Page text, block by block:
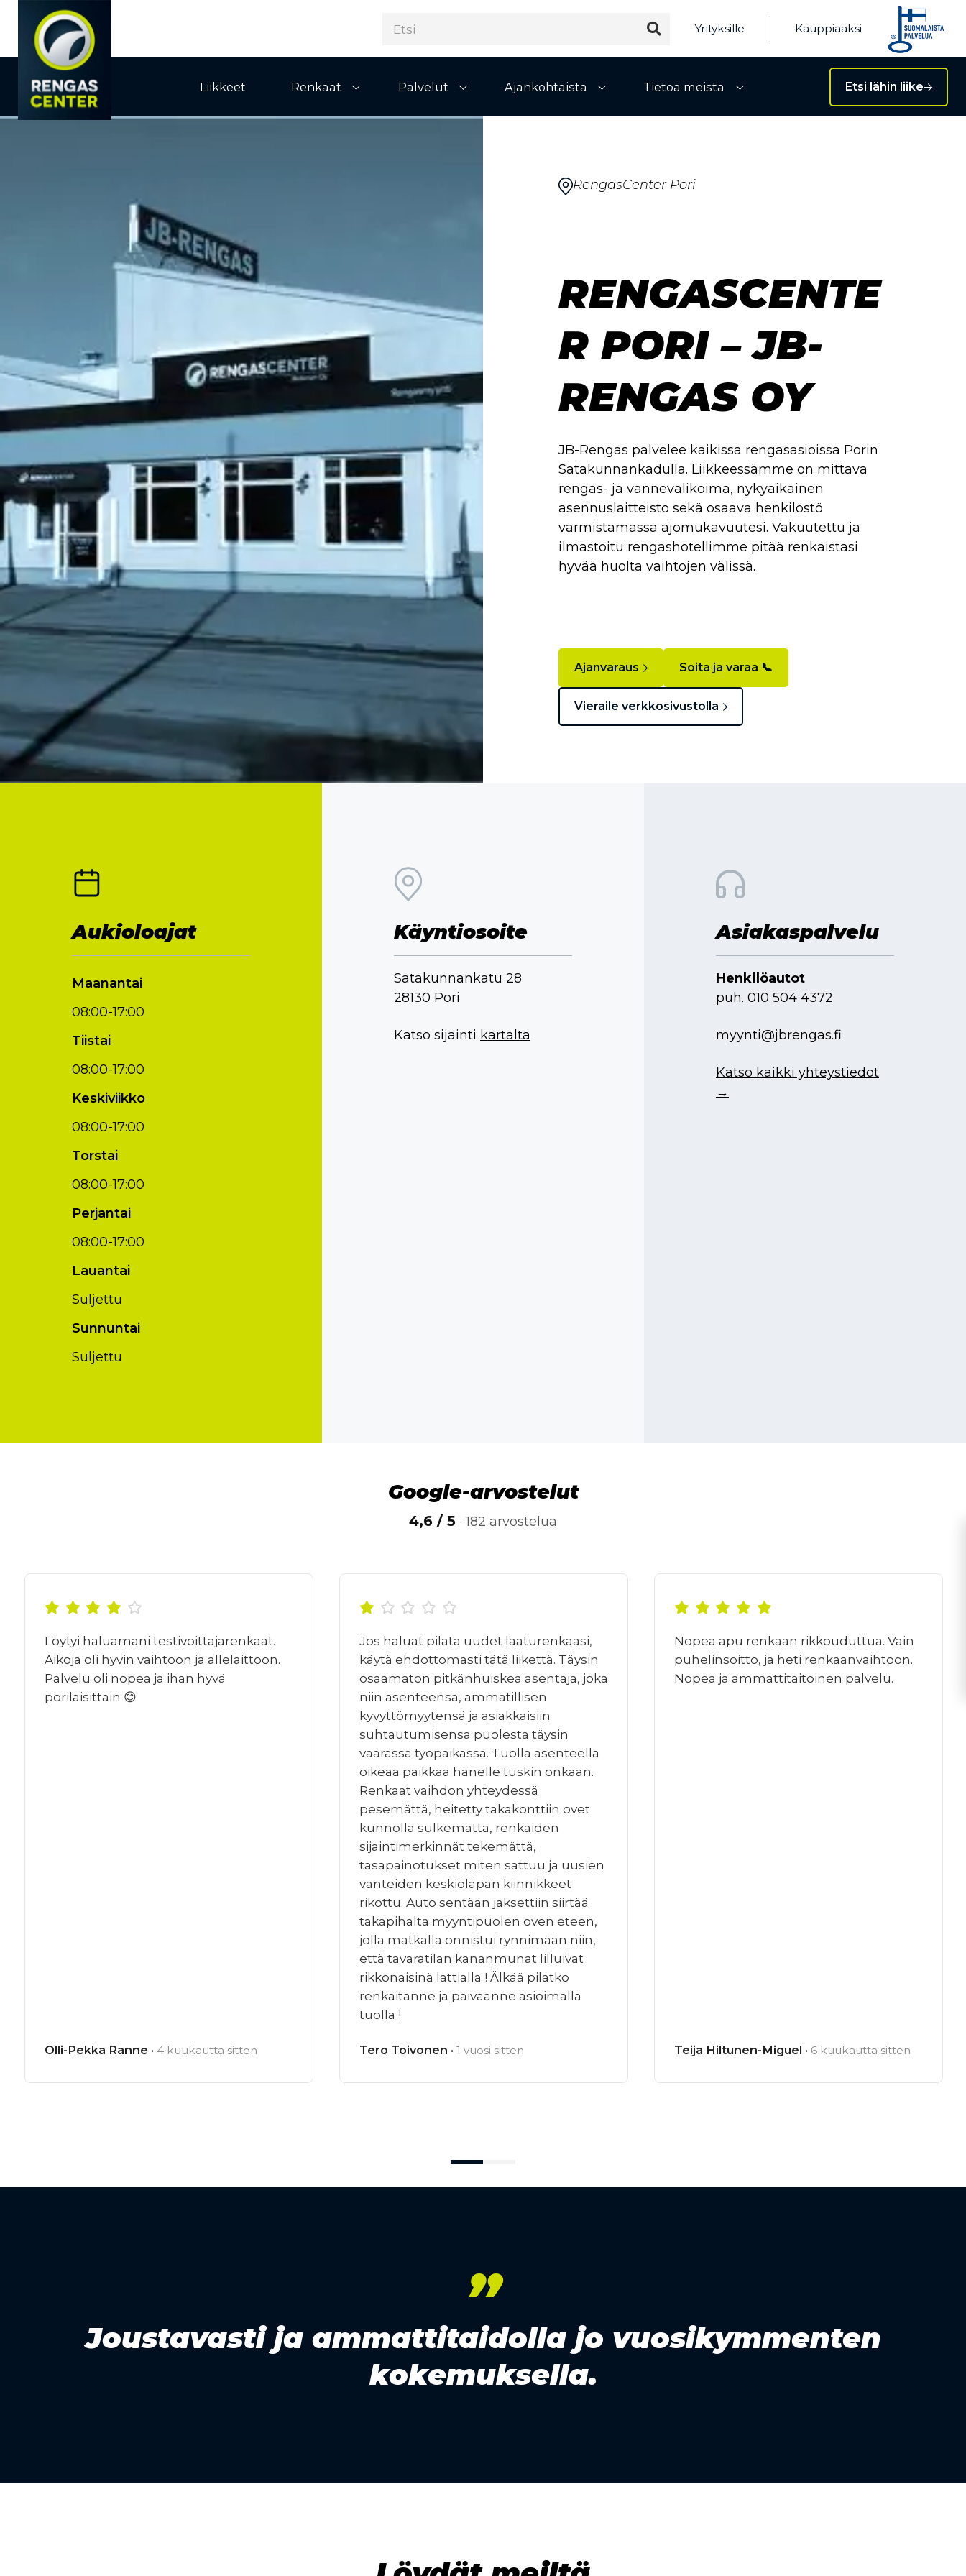
Yrityksille Kauppiaaksi
Liikkeet Renkaat
Avaa alivalikko
Palvelut
Avaa alivalikko
Ajankohtaista
Avaa alivalikko
Tietoa meistä Etsi lähin liike
RengasCenter Pori
RENGASCENTE
R PORI – JB-
RENGAS OY
JB-Rengas palvelee kaikissa rengasasioissa Porin
Satakunnankadulla. Liikkeessämme on mittava
rengas- ja vannevalikoima, nykyaikainen
asennuslaitteisto sekä osaava henkilöstö
varmistamassa ajomukavuutesi. Vakuutettu ja
ilmastoitu rengashotellimme pitää renkaistasi
hyvää huolta vaihtojen välissä.
Ajanvaraus Soita ja varaa 📞
Vieraile verkkosivustolla
Aukioloajat
Maanantai
08:00-17:00
Tiistai
08:00-17:00
Keskiviikko
08:00-17:00
Torstai
08:00-17:00
Perjantai
08:00-17:00
Lauantai
Suljettu
Sunnuntai
Suljettu
Käyntiosoite
Satakunnankatu 28
28130 Pori
Katso sijainti kartalta
Asiakaspalvelu
Henkilöautot
puh. 010 504 4372
myynti@jbrengas.fi
Katso kaikki yhteystiedot
→
Google-arvostelut
4,6 / 5 · 182 arvostelua
Löytyi haluamani testivoittajarenkaat.
Aikoja oli hyvin vaihtoon ja allelaittoon.
Palvelu oli nopea ja ihan hyvä
porilaisittain 😊
Olli-Pekka Ranne · 4 kuukautta sitten
Jos haluat pilata uudet laaturenkaasi,
käytä ehdottomasti tätä liikettä. Täysin
osaamaton pitkänhuiskea asentaja, joka
niin asenteensa, ammatillisen
kyvyttömyytensä ja asiakkaisiin
suhtautumisensa puolesta täysin
väärässä työpaikassa. Tuolla asenteella
oikeaa paikkaa hänelle tuskin onkaan.
Renkaat vaihdon yhteydessä
pesemättä, heitetty takakonttiin ovet
kunnolla sulkematta, renkaiden
sijaintimerkinnät tekemättä,
tasapainotukset miten sattuu ja uusien
vanteiden keskiöläpän kiinnikkeet
rikottu. Auto sentään jaksettiin siirtää
takapihalta myyntipuolen oven eteen,
jolla matkalla onnistui rynnimään niin,
että tavaratilan kananmunat lilluivat
rikkonaisinä lattialla ! Älkää pilatko
renkaitanne ja päiväänne asioimalla
tuolla !
Tero Toivonen · 1 vuosi sitten
Nopea apu renkaan rikkouduttua. Vain
puhelinsoitto, ja heti renkaanvaihtoon.
Nopea ja ammattitaitoinen palvelu.
Teija Hiltunen-Miguel · 6 kuukautta sitten
”
Joustavasti ja ammattitaidolla jo vuosikymmenten
kokemuksella.